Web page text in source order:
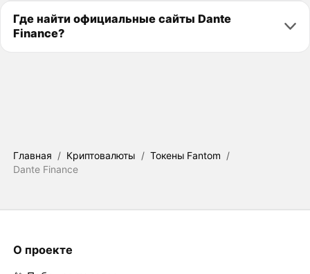
Где найти официальные сайты Dante
Finance?
Главная / Криптовалюты / Токены Fantom /
Dante Finance
О проекте